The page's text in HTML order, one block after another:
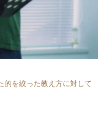
的を絞った教え方に対して